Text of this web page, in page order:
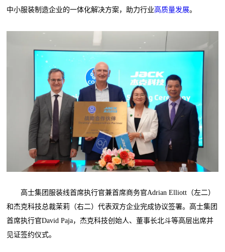
中小服装制造企业的一体化解决方案，助力行业高质量发展。
高士集团服装线首席执行官兼首席商务官Adrian Elliott（左二）
和杰克科技总裁茉莉（右二）代表双方企业完成协议签署。高士集团
首席执行官David Paja，杰克科技创始人、董事长北斗等高层出席并
见证签约仪式。